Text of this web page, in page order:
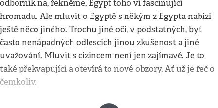
odborník na, řekněme, Egypt toho ví fascinující
hromadu. Ale mluvit o Egyptě s někým z Egypta nabízí
ještě něco jiného. Trochu jiné oči, v podstatných, byť
často nenápadných odlescích jinou zkušenost a jiné
uvažování. Mluvit s cizincem není jen zajímavé. Je to
také překvapující a otevírá to nové obzory. Ať už je řeč o
čemkoliv.